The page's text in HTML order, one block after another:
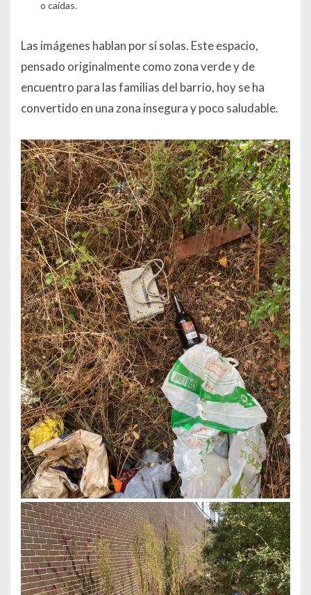
o caídas.
Las imágenes hablan por sí solas. Este espacio,
pensado originalmente como zona verde y de
encuentro para las familias del barrio, hoy se ha
convertido en una zona insegura y poco saludable.